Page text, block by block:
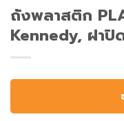
ถังพลาสติก
Kennedy, ฝา